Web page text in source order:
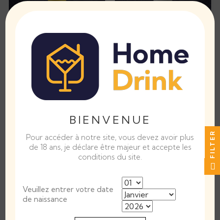
Labastide Dauzac,
Margaux...
AJOUTER AU PANIER
Château Lestage
Simon, Cru...
Prix
20,90 €
AJOUTER AU PANIER
BIENVENUE
Pour accéder à notre site, vous devez avoir plus
de 18 ans, je déclare être majeur et accepte les
conditions du site.
Veuillez entrer votre date
de naissance
FILTER